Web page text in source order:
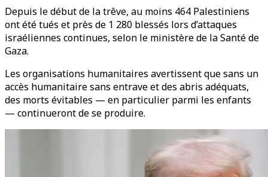
Depuis le début de la trêve, au moins 464 Palestiniens
ont été tués et près de 1 280 blessés lors d’attaques
israéliennes continues, selon le ministère de la Santé de
Gaza.
Les organisations humanitaires avertissent que sans un
accès humanitaire sans entrave et des abris adéquats,
des morts évitables — en particulier parmi les enfants
— continueront de se produire.